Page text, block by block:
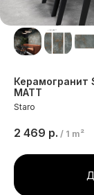
Керамогранит
MATT
Staro
2 469 р. / 1 m²